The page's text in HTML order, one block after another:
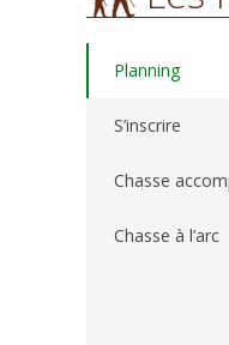
Planning
S’inscrire
Chasse
Chasse à l’arc